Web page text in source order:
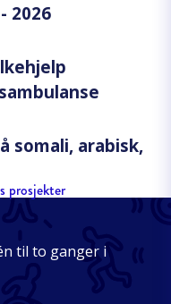
2026
somali, arabisk,
prosjekter
til to ganger i